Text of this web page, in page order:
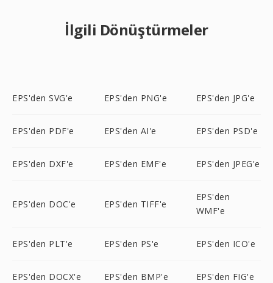
İlgili Dönüştürmeler
EPS'den SVG'e EPS'den PNG'e EPS'den JPG'e
EPS'den PDF'e EPS'den AI'e EPS'den PSD'e
EPS'den DXF'e EPS'den EMF'e EPS'den JPEG'e
EPS'den DOC'e EPS'den TIFF'e
EPS'den
WMF'e
EPS'den PLT'e EPS'den PS'e EPS'den ICO'e
EPS'den DOCX'e EPS'den BMP'e EPS'den FIG'e